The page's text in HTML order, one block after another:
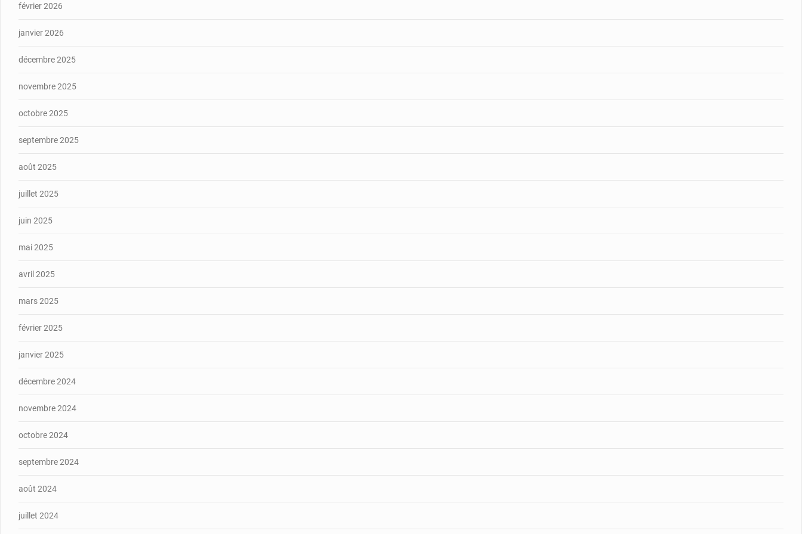
février 2026
janvier 2026
décembre 2025
novembre 2025
octobre 2025
septembre 2025
août 2025
juillet 2025
juin 2025
mai 2025
avril 2025
mars 2025
février 2025
janvier 2025
décembre 2024
novembre 2024
octobre 2024
septembre 2024
août 2024
juillet 2024